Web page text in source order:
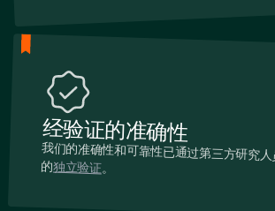
经验证的准确性
我们的准确性和可靠性已通过第三方研究
的独立验证。